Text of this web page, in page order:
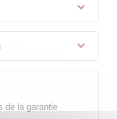
de la garantie